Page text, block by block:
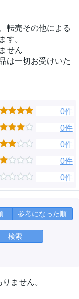
転売その他による
す。
せん
は一切お受けいた
0件
0件
0件
0件
0件
参考になった順
検索
ません。